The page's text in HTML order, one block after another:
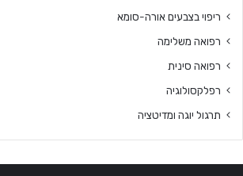
ריפוי בצבעים אורה-סומא
רפואה משלימה
רפואה סינית
רפלקסולוגיה
תרגול יוגה ומדיטציה